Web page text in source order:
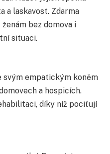
a laskavost. Zdarma
bez domova i
situaci.
svým empatickým koněm
a hospicích.
díky níž pociťují